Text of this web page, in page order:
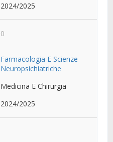
2024/2025
0
Farmacologia E Scienze
Neuropsichiatriche
Medicina E Chirurgia
2024/2025